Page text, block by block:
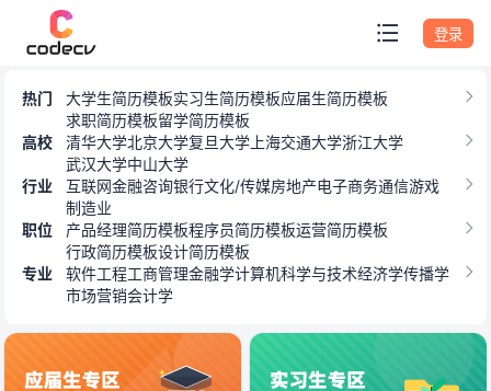
登录
热门 大学生简历模板实习生简历模板应届生简历模板
求职简历模板留学简历模板
高校
清华大学北京大学复旦大学 上海交通大学浙江大学
武汉大学中山大学
行业
互联网金融咨询银行文化/传媒房地产电子商务通信游戏
制造业
职位
产品经理简历模板程序员简历模板运营简历模板
行政简历模板设计简历模板
专业
软件工程工商管理金融学计算机科学与技术经济学传播学
市场营销会计学